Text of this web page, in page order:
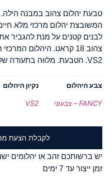
טבעת יהלום צהוב במבנה
המשובצת יהלום מרכזי מלא
לבנים קטנים על מנת להגביר
VS2. הטבעת. מלווה בתעודה של המעבדה האיכותית IGI.
צבע היהלום
FANCY – צבעוני
נקיון היהלום
VS2
לקבלת הצעת
יש ברשותכם זהב או יהלומים
זמן ייצור עד 7 ימים